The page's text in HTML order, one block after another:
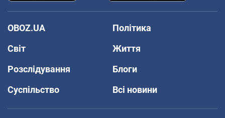
OBOZ.UA
Політика
Світ
Життя
Розслідування
Блоги
Суспільство
Всі новини